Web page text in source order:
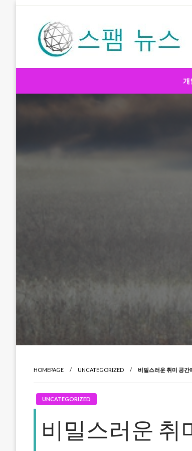
개
HOMEPAGE UNCATEGORIZED 비밀스러운 취미 공간
UNCATEGORIZED
비밀스러운 취